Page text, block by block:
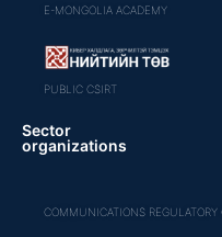
E-MONGOLIA ACADEMY
PUBLIC CSIRT
Sector
organizations
COMMUNICATIONS REGULATORY